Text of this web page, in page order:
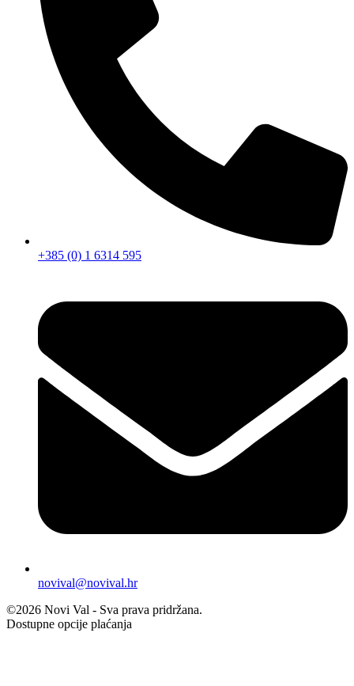
+385 (0) 1 6314 595
novival@novival.hr
©2026 Novi Val - Sva prava pridržana.
Dostupne opcije plaćanja